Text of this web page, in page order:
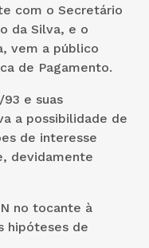
com o Secretário
da Silva, e o
vem a público
de Pagamento.
e suas
a possibilidade de
de interesse
devidamente
no tocante à
hipóteses de